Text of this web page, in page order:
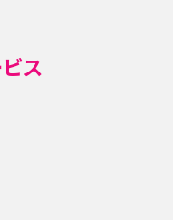
ス